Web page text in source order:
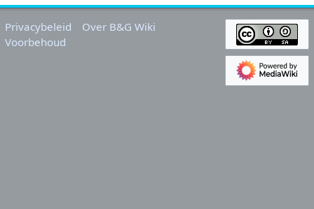
2
0
1
Privacybeleid
Over B&G Wiki
Voorbehoud